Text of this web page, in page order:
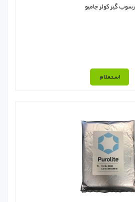
رسوب گیر کولر جامبو
استعلام